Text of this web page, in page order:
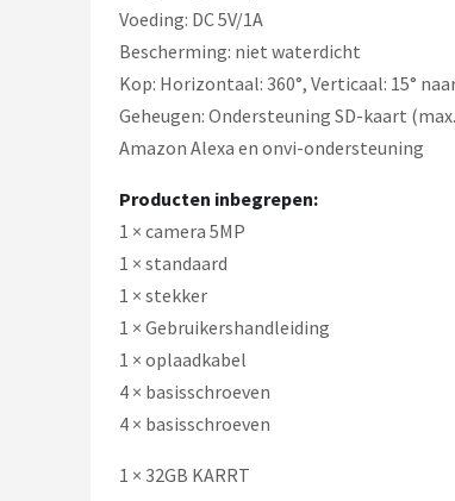
Voeding: DC 5V/1A
Bescherming: niet waterdicht
Kop: Horizontaal: 360°, Verticaal: 15°
Geheugen: Ondersteuning SD-kaart
Amazon Alexa en onvi-ondersteuning
Producten inbegrepen:
1 × camera 5MP
1 × standaard
1 × stekker
1 × Gebruikershandleiding
1 × oplaadkabel
4 × basisschroeven
4 × basisschroeven
1 × 32GB KARRT